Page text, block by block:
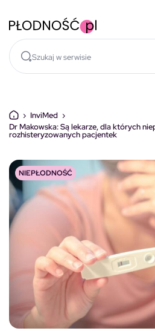
› InviMed ›
Dr Makowska: Są lekarze, dla których
rozhisteryzowanych pacjentek
NIEPŁODNOŚĆ